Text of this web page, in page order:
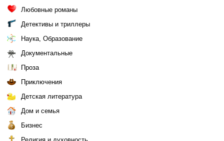
Любовные романы
Детективы и триллеры
Наука, Образование
Документальные
Проза
Приключения
Детская литература
Дом и семья
Бизнес